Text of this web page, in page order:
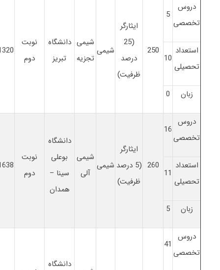
دروس
تخصصی
5
250
ایثارگر
(25
درصد
ظرفیت)
شیمی
شیمی
تجزیه
دانشگاه
تبریز
نوبت
دوم
استعداد
تحصیلی
10
زبان 0
دروس
تخصصی
16
260
ایثارگر
(5 درصد
ظرفیت)
شیمی
شیمی
آلی
دانشگاه
بوعلی
سینا –
همدان
نوبت
دوم
استعداد
تحصیلی
11
زبان 5
دروس
تخصصی
41
دانشگاه